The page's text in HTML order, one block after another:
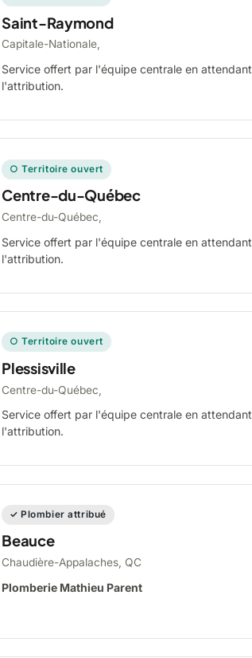
Saint-Raymond
Capitale-Nationale,
Service offert par l'équipe centrale en attendant
l'attribution.
○ Territoire ouvert
Centre-du-Québec
Centre-du-Québec,
Service offert par l'équipe centrale en attendant
l'attribution.
○ Territoire ouvert
Plessisville
Centre-du-Québec,
Service offert par l'équipe centrale en attendant
l'attribution.
✓ Plombier attribué
Beauce
Chaudière-Appalaches, QC
Plomberie Mathieu Parent